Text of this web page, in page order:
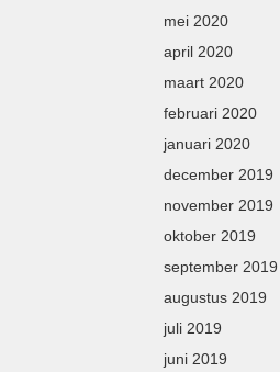
mei 2020
april 2020
maart 2020
februari 2020
januari 2020
december 2019
november 2019
oktober 2019
september 2019
augustus 2019
juli 2019
juni 2019